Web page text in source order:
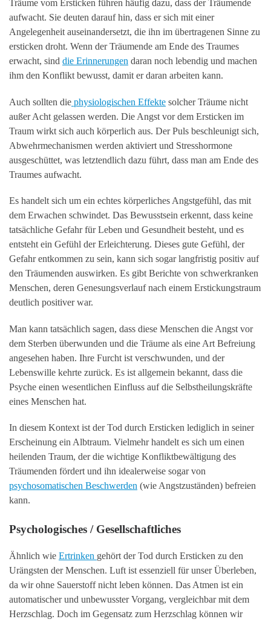
Träume vom Ersticken führen häufig dazu, dass der Träumende
aufwacht. Sie deuten darauf hin, dass er sich mit einer
Angelegenheit auseinandersetzt, die ihn im übertragenen Sinne zu
ersticken droht. Wenn der Träumende am Ende des Traumes
erwacht, sind die Erinnerungen daran noch lebendig und machen
ihm den Konflikt bewusst, damit er daran arbeiten kann.
Auch sollten die physiologischen Effekte solcher Träume nicht
außer Acht gelassen werden. Die Angst vor dem Ersticken im
Traum wirkt sich auch körperlich aus. Der Puls beschleunigt sich,
Abwehrmechanismen werden aktiviert und Stresshormone
ausgeschüttet, was letztendlich dazu führt, dass man am Ende des
Traumes aufwacht.
Es handelt sich um ein echtes körperliches Angstgefühl, das mit
dem Erwachen schwindet. Das Bewusstsein erkennt, dass keine
tatsächliche Gefahr für Leben und Gesundheit besteht, und es
entsteht ein Gefühl der Erleichterung. Dieses gute Gefühl, der
Gefahr entkommen zu sein, kann sich sogar langfristig positiv auf
den Träumenden auswirken. Es gibt Berichte von schwerkranken
Menschen, deren Genesungsverlauf nach einem Erstickungstraum
deutlich positiver war.
Man kann tatsächlich sagen, dass diese Menschen die Angst vor
dem Sterben überwunden und die Träume als eine Art Befreiung
angesehen haben. Ihre Furcht ist verschwunden, und der
Lebenswille kehrte zurück. Es ist allgemein bekannt, dass die
Psyche einen wesentlichen Einfluss auf die Selbstheilungskräfte
eines Menschen hat.
In diesem Kontext ist der Tod durch Ersticken lediglich in seiner
Erscheinung ein Albtraum. Vielmehr handelt es sich um einen
heilenden Traum, der die wichtige Konfliktbewältigung des
Träumenden fördert und ihn idealerweise sogar von
psychosomatischen Beschwerden (wie Angstzuständen) befreien
kann.
Psychologisches / Gesellschaftliches
Ähnlich wie Ertrinken gehört der Tod durch Ersticken zu den
Urängsten der Menschen. Luft ist essenziell für unser Überleben,
da wir ohne Sauerstoff nicht leben können. Das Atmen ist ein
automatischer und unbewusster Vorgang, vergleichbar mit dem
Herzschlag. Doch im Gegensatz zum Herzschlag können wir